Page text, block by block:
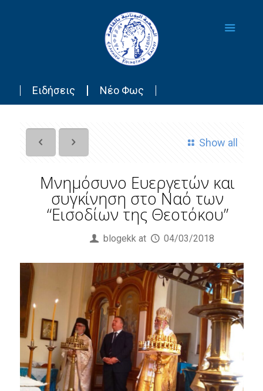
Ειδήσεις Νέο Φως
Show all
Μνημόσυνο Ευεργετών και
συγκίνηση στο Ναό των
“Εισοδίων της Θεοτόκου”
blogekk at 04/03/2018